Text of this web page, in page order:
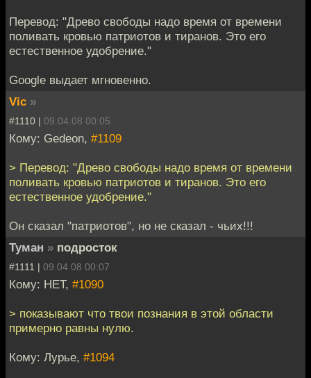
Перевод: "Древо свободы надо время от времени
поливать кровью патриотов и тиранов. Это его
естественное удобрение."
Google выдает мгновенно.
Vic »
#1110 | 09.04.08 00:05
Кому: Gedeon, #1109
> Перевод: "Древо свободы надо время от времени
поливать кровью патриотов и тиранов. Это его
естественное удобрение."
Он сказал "патриотов", но не сказал - чьих!!!
Туман » подросток
#1111 | 09.04.08 00:07
Кому: НЕТ, #1090
> показывают что твои познания в этой области
примерно равны нулю.
Кому: Лурье, #1094